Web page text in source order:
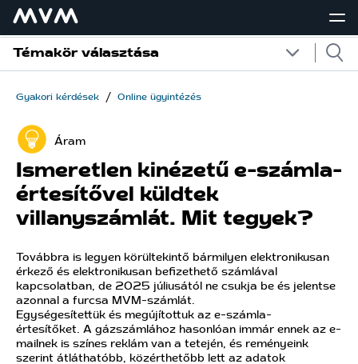
Témakör választása
Gyakori kérdések / Online ügyintézés
Áram
Ismeretlen kinézetű e-számla-
értesítővel küldtek
villanyszámlát. Mit tegyek?
Továbbra is legyen körültekintő bármilyen elektronikusan
érkező és elektronikusan befizethető számlával
kapcsolatban, de 2025 júliusától ne csukja be és jelentse
azonnal a furcsa MVM-számlát.
Egységesítettük és megújítottuk az e-számla-
értesítőket. A gázszámlához hasonlóan immár ennek az e-
mailnek is színes reklám van a tetején, és reményeink
szerint átláthatóbb, közérthetőbb lett az adatok